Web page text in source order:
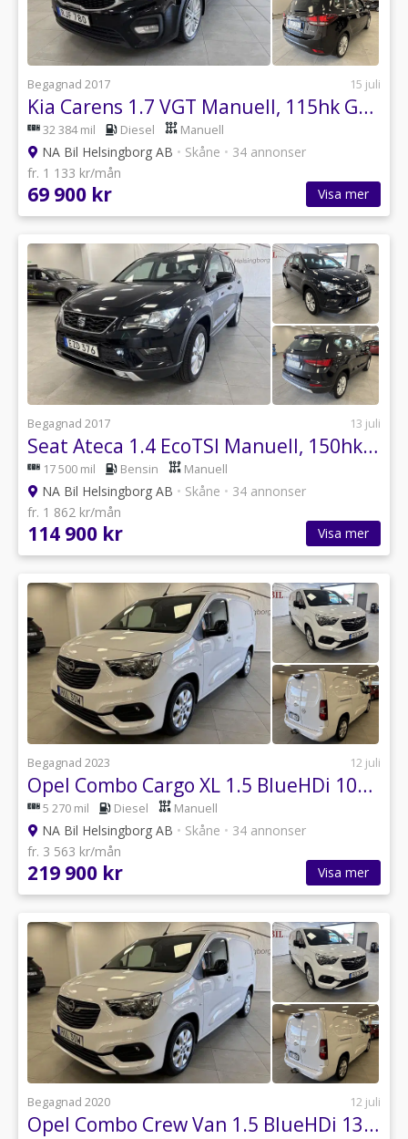
Begagnad 2017 15 juli
Kia Carens 1.7 VGT Manuell, 115hk GLS 7 PERS
32 384 mil Diesel Manuell
NA Bil Helsingborg AB • Skåne • 34 annonser
fr. 1 133 kr/mån
69 900 kr Visa mer
Begagnad 2017 13 juli
Seat Ateca 1.4 EcoTSI Manuell, 150hk Style
17 500 mil Bensin Manuell
NA Bil Helsingborg AB • Skåne • 34 annonser
fr. 1 862 kr/mån
114 900 kr Visa mer
Begagnad 2023 12 juli
Opel Combo Cargo XL 1.5 BlueHDi 100 Manuell, 102hk
5 270 mil Diesel Manuell
NA Bil Helsingborg AB • Skåne • 34 annonser
fr. 3 563 kr/mån
219 900 kr Visa mer
Begagnad 2020 12 juli
Opel Combo Crew Van 1.5 BlueHDi 130 EAT, 5 - PERSONERS